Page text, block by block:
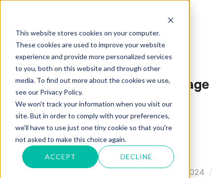
This website stores cookies on your computer.
These cookies are used to improve your website
experience and provide more personalized services
to you, both on this website and through other
media. To find out more about the cookies we use,
see our Privacy Policy.
We won't track your information when you visit our
site. But in order to comply with your preferences,
we'll have to use just one tiny cookie so that you're
not asked to make this choice again.
ACCEPT DECLINE
contenu
Rechercher :
ÉTIQUETTE :Idées pour mariage
BLOG
23 octobre 2024